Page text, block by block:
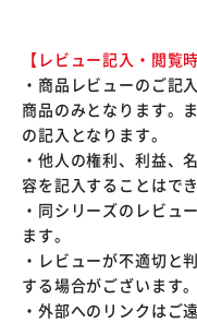
【レビュー記入・閲覧
・商品レビューのご記
商品のみとなります。
の記入となります。
・他人の権利、利益、
容を記入することはで
・同シリーズのレビュ
ます。
・レビューが不適切と
する場合がございます。
・外部へのリンクはご